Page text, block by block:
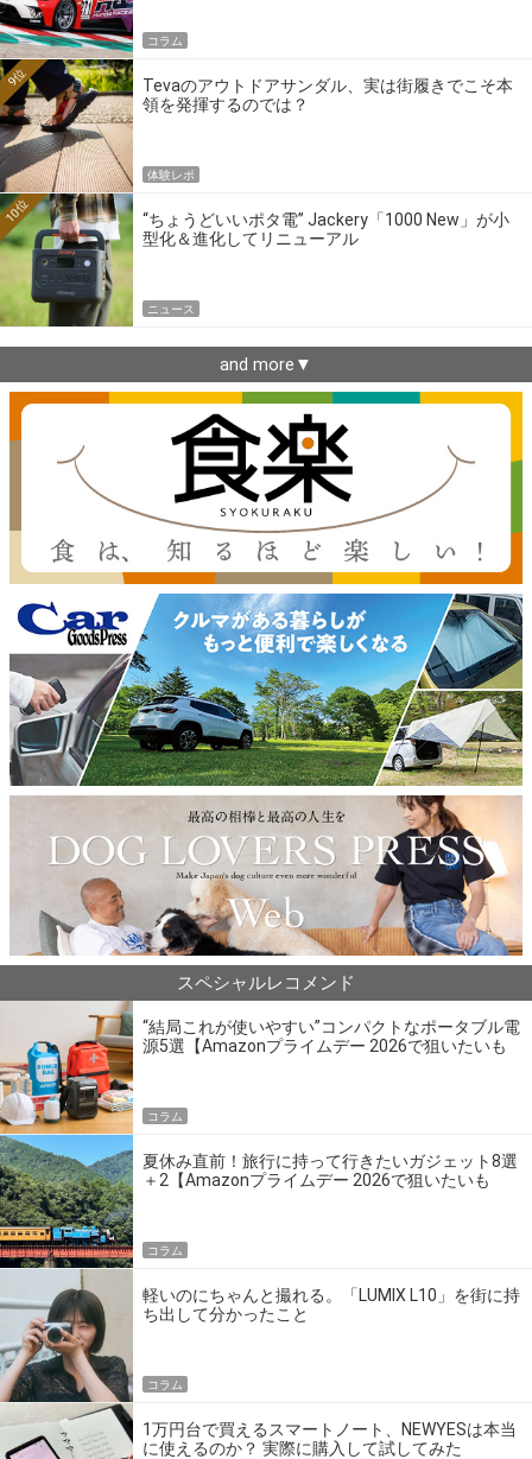
コラム
Tevaのアウトドアサンダル、実は街履きでこそ本
領を発揮するのでは？
9位
体験レポ
“ちょうどいいポタ電” Jackery「1000 New」が小
型化＆進化してリニューアル
10位
ニュース
and more▼
スペシャルレコメンド
“結局これが使いやすい”コンパクトなポータブル電
源5選【Amazonプライムデー 2026で狙いたいも
コラム
夏休み直前！旅行に持って行きたいガジェット8選
＋2【Amazonプライムデー 2026で狙いたいも
コラム
軽いのにちゃんと撮れる。「LUMIX L10」を街に持
ち出して分かったこと
コラム
1万円台で買えるスマートノート、NEWYESは本当
に使えるのか？ 実際に購入して試してみた